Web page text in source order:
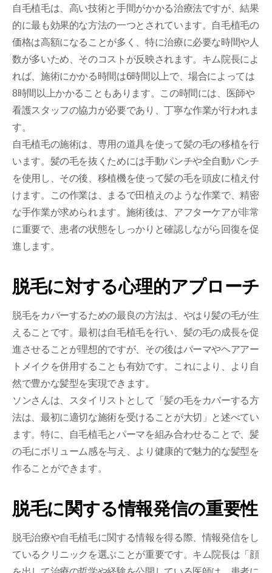
自毛植毛は、高い技術と手間がかかる治療法ですが、結果
的に最も効果的な方法の一つとされています。自毛植毛の
価格は高額になることが多く、特に治療に必要な時間や人
数が多いため、そのコストが反映されます。キム院長によ
れば、施術にかかる時間は6時間以上で、場合によっては
8時間以上かかることもあります。この時間には、医師や
看護スタッフの協力が必要であり、丁寧な作業が行われま
す。
自毛植毛の施術は、専用の道具を使って髪の毛の移植を行
います。髪の毛を抜くためには手動パンチや全自動パンチ
を使用し、その後、移植機を使って髪の毛を頭皮に植え付
けます。この作業は、まるで田植えのような作業で、精密
な手作業が求められます。施術後は、アフターケアが非常
に重要で、患者の状態をしっかりと確認しながら回復を促
進します。
脱毛に対する心理的アプローチ
脱毛をカバーするための最良の方法は、やはり髪の毛が生
えることです。最初は自毛植毛を行い、髪の毛の成長を促
進させることが理想的ですが、その後はパーマやヘアアー
トメイクを併用することも有効です。これにより、より自
然で豊かな髪型を実現できます。
ソンさんは、スタイリストとして「髪の毛をカバーする方
法は、最初に適切な施術を受けることが大切」と述べてい
ます。特に、自毛植毛とパーマを組み合わせることで、髪
の毛にボリューム感を与え、より健康的で魅力的な髪型を
作ることができます。
脱毛に関する情報発信の重要性
脱毛治療や自毛植毛に関する情報を得る際、情報発信をし
ているクリニックを選ぶことが重要です。キム院長は「顔